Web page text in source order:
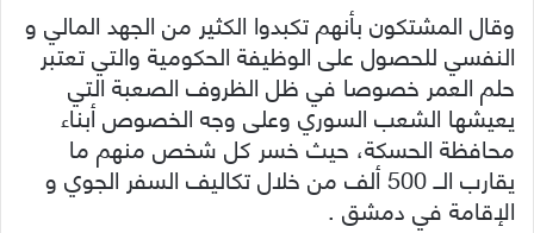
وقال المشتكون بأنهم تكبدوا الكثير من الجهد المالي و
النفسي للحصول على الوظيفة الحكومية والتي تعتبر
حلم العمر خصوصا في ظل الظروف الصعبة التي
يعيشها الشعب السوري وعلى وجه الخصوص أبناء
محافظة الحسكة، حيث خسر كل شخص منهم ما
يقارب الــ 500 ألف من خلال تكاليف السفر الجوي و
الإقامة في دمشق .